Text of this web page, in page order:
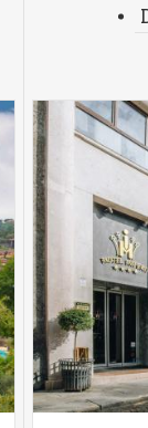
FESTA
PAGODA
10:30 -
11:00 -
(live - jazz funk)
12:00 -
17:00 -
rock)
17:40 -